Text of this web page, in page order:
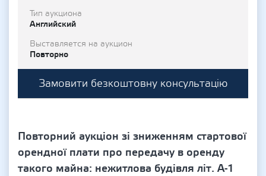
Тип аукциона
Английский
Выставляется на аукцион
Повторно
Замовити безкоштовну консультацію
Повторний аукціон зі зниженням стартової
орендної плати про передачу в оренду
такого майна: нежитлова будівля літ. А-1